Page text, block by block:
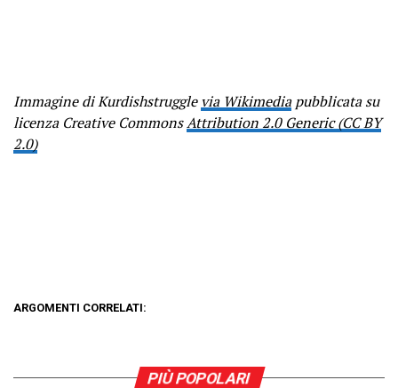
Immagine di Kurdishstrugglevia Wikimediapubblicata su
licenza Creative CommonsAttribution 2.0 Generic (CC BY
2.0)
ARGOMENTI CORRELATI:
PIÙ POPOLARI